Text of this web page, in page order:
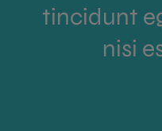
tincidunt
nisi